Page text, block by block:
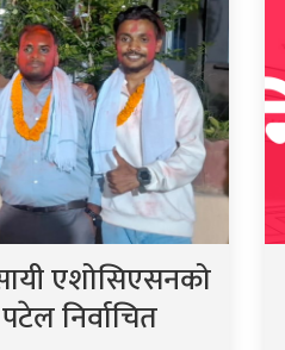
एशोसिएसनको
निर्वाचित